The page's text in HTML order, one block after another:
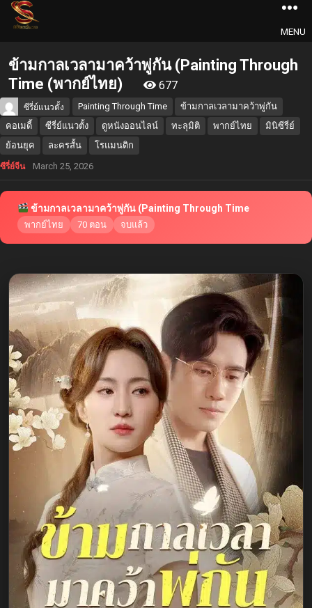
MENU
ข้ามกาลเวลามาคว้าพู่กัน (Painting Through
Time (พากย์ไทย)
677
ซีรี่ย์แนวตั้ง Painting Through Time
ข้ามกาลเวลามาคว้าพู่กัน
คอเมดี้
ซีรี่ย์แนวตั้ง ดูหนังออนไลน์ ทะลุมิติ พากย์ไทย
มินิซีรี่ย์
ย้อนยุค
ละครสั้น โรแมนติก
ซีรี่ย์จีน March 25, 2026
ข้ามกาลเวลามาคว้าพู่กัน (Painting Through Time
พากย์ไทย 70 ตอน จบแล้ว